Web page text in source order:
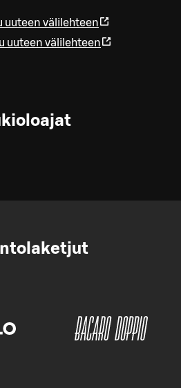
uuteen välilehteen
uuteen välilehteen